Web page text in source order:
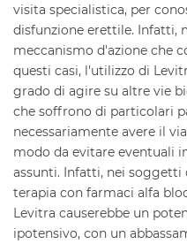
visita specialistica, per
disfunzione erettile. Infatti,
meccanismo d'azione che
questi casi, l'utilizzo di
grado di agire su altre vie
che soffrono di particolari
necessariamente avere il
modo da evitare eventuali
assunti. Infatti, nei soggetti
terapia con farmaci alfa
Levitra causerebbe un
ipotensivo, con un